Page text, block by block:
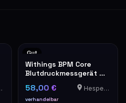
Gut
Withings BPM Core
Blutdruckmessgerät mit
58,00 €
verhandelbar
Hesperange